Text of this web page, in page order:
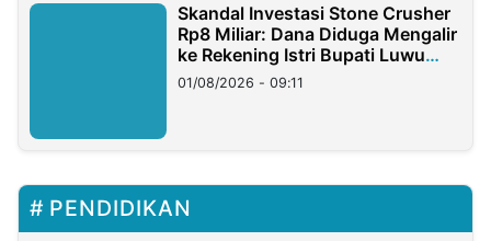
Skandal Investasi Stone Crusher
Rp8 Miliar: Dana Diduga Mengalir
ke Rekening Istri Bupati Luwu
Timur
01/08/2026 - 09:11
PENDIDIKAN